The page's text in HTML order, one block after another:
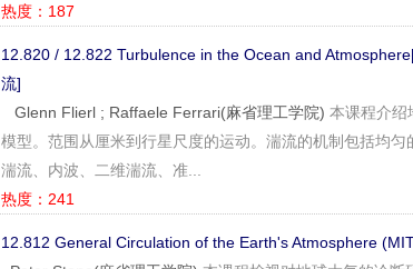
热度：187
12.820 / 12.822 Turbulence in the Ocean and
流]
Glenn Flierl ; Raffaele Ferrari(麻省理工学院) 本课程介绍
模型。范围从厘米到行星尺度的运动。湍流的机制包括均
湍流、内波、二维湍流、准...
热度：241
12.812 General Circulation of the Earth's Atmosphere